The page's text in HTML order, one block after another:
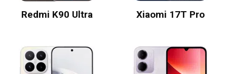
Redmi K90 Ultra Xiaomi 17T Pro